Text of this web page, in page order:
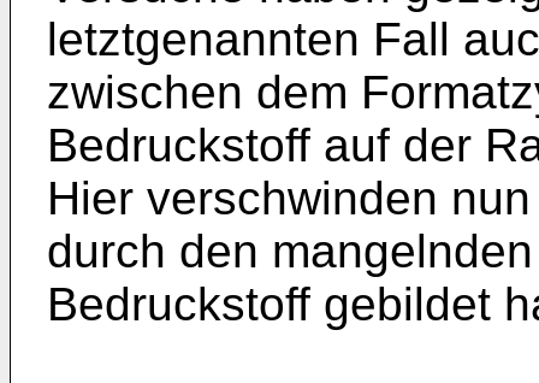
letztgenannten Fall
zwischen dem
Bedruckstoff auf der
Hier verschwinden
durch den
Bedruckstoff gebildet